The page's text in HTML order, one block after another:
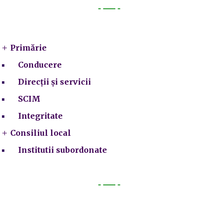
Primărie
Conducere
Direcții și servicii
SCIM
Integritate
Consiliul local
Institutii subordonate